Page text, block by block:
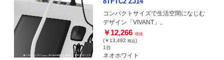
コンパクトサイズで生活空間になじむ
デザイン「VIVANT」。
￥12,266 税抜
(￥13,492 税込)
1台
ネオホワイト